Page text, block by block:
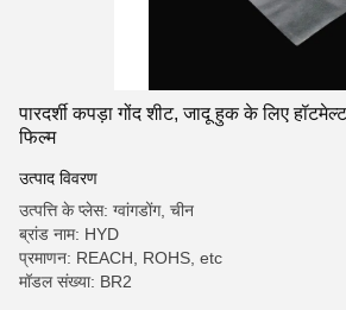
पारदर्शी कपड़ा गोंद शीट, जादू हुक के लिए
फिल्म
उत्पाद विवरण
उत्पत्ति के प्लेस: ग्वांगडोंग, चीन
ब्रांड नाम: HYD
प्रमाणन: REACH, ROHS, etc
मॉडल संख्या: BR2